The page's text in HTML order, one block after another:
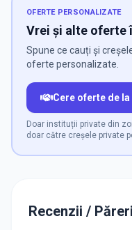
OFERTE PERSONALIZATE
Vrei și alte oferte
Spune ce cauți și
oferte personalizate.
Cere oferte de
Doar instituții private din
doar către creșele private
Recenzii / Păreri